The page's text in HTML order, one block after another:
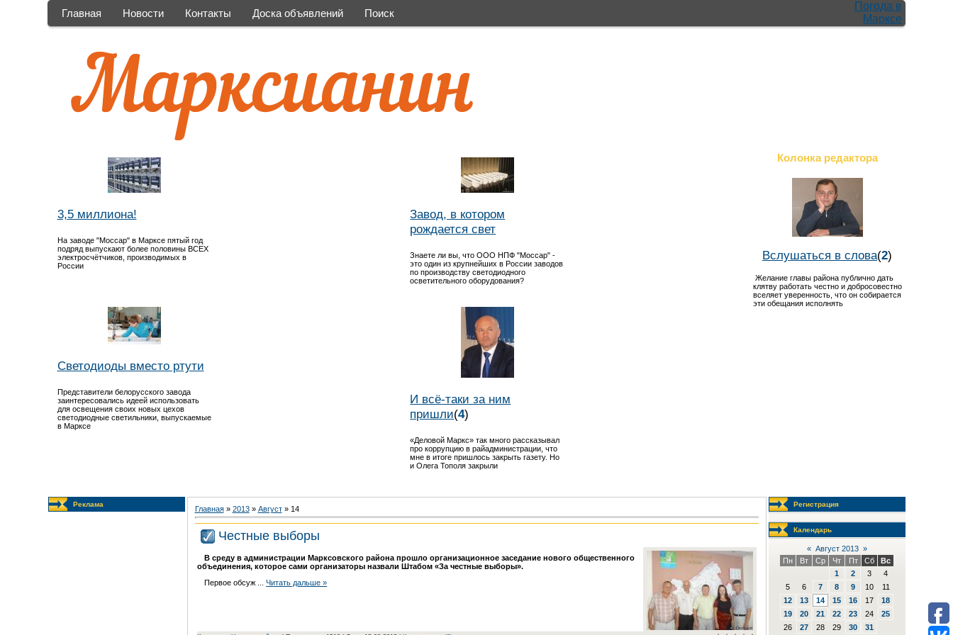
Главная Новости Контакты Доска объявлений Поиск
Погода в
Марксе
3,5 миллиона!
На заводе "Моссар" в Марксе пятый год
подряд выпускают более половины ВСЕХ
электросчётчиков, производимых в
России
Завод, в котором
рождается свет
Знаете ли вы, что ООО НПФ "Моссар" -
это один из крупнейших в России заводов
по производству светодиодного
осветительного оборудования?
Светодиоды вместо ртути
Представители белорусского завода
заинтересовались идеей использовать
для освещения своих новых цехов
светодиодные светильники, выпускаемые
в Марксе
И всё-таки за ним
пришли(4)
«Деловой Маркс» так много рассказывал
про коррупцию в райадминистрации, что
мне в итоге пришлось закрыть газету. Но
и Олега Тополя закрыли
Колонка редактора
Вслушаться в слова(2)
Желание главы района публично дать
клятву работать честно и добросовестно
вселяет уверенность, что он собирается
эти обещания исполнять
Реклама
Главная» 2013 » Август » 14
Честные выборы
В среду в администрации Марксовского района прошло организационное заседание нового общественного
объединения, которое сами организаторы назвали Штабом «За честные выборы».
Первое обсуж
...Читать дальше »
Регистрация
Календарь
« Август 2013 »
Пн
Вт Ср Чт Пт Сб
Вс
1
2 3
4
5
6 7 8 9 10
11
12
13 14 15 16 17
18
19
20 21 22 23 24
25
26
27 28 29 30 31